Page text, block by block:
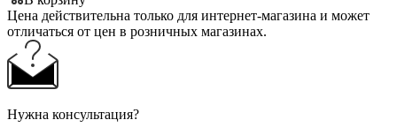
Цена действительна только для интернет-магазина и может
отличаться от цен в розничных магазинах.
Нужна консультация?